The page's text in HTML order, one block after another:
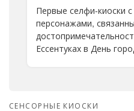
Первые селфи-киоски
персонажами,
Ессентуках в День
СЕНСОРНЫЕ КИОСКИ